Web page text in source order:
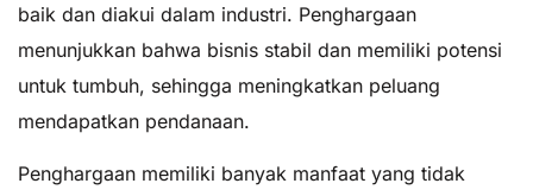
baik dan diakui dalam industri. Penghargaan
menunjukkan bahwa bisnis stabil dan memiliki potensi
untuk tumbuh, sehingga meningkatkan peluang
mendapatkan pendanaan.
Penghargaan memiliki banyak manfaat yang tidak